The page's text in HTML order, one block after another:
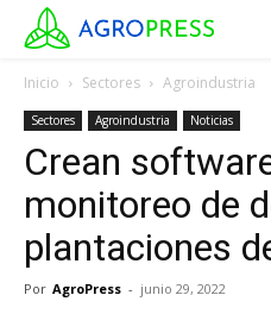
Inicio Sectores Agroindustria
Sectores Agroindustria Noticias
Crean
monitoreo de
plantaciones
Por AgroPress - junio 29, 2022